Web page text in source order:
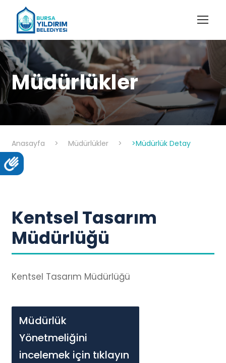
Müdürlükler
Anasayfa > Müdürlükler > >Müdürlük Detay
Kentsel Tasarım
Müdürlüğü
Kentsel Tasarım Müdürlüğü
Müdürlük
Yönetmeliğini
incelemek için tıklayın